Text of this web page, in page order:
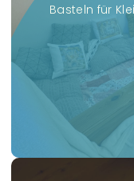
Basteln für